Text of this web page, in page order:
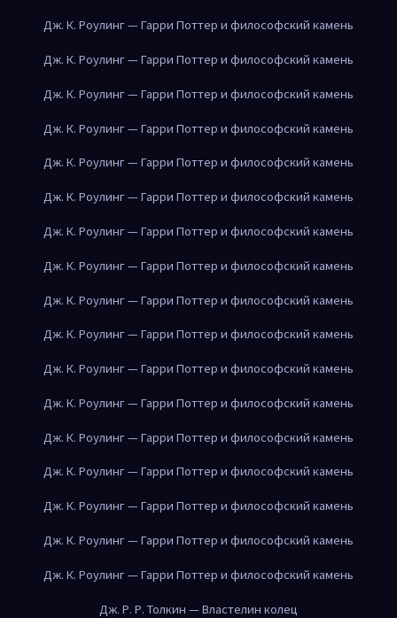
Дж. К. Роулинг — Гарри Поттер и философский камень
Дж. К. Роулинг — Гарри Поттер и философский камень
Дж. К. Роулинг — Гарри Поттер и философский камень
Дж. К. Роулинг — Гарри Поттер и философский камень
Дж. К. Роулинг — Гарри Поттер и философский камень
Дж. К. Роулинг — Гарри Поттер и философский камень
Дж. К. Роулинг — Гарри Поттер и философский камень
Дж. К. Роулинг — Гарри Поттер и философский камень
Дж. К. Роулинг — Гарри Поттер и философский камень
Дж. К. Роулинг — Гарри Поттер и философский камень
Дж. К. Роулинг — Гарри Поттер и философский камень
Дж. К. Роулинг — Гарри Поттер и философский камень
Дж. К. Роулинг — Гарри Поттер и философский камень
Дж. К. Роулинг — Гарри Поттер и философский камень
Дж. К. Роулинг — Гарри Поттер и философский камень
Дж. К. Роулинг — Гарри Поттер и философский камень
Дж. К. Роулинг — Гарри Поттер и философский камень
Дж. Р. Р. Толкин — Властелин колец